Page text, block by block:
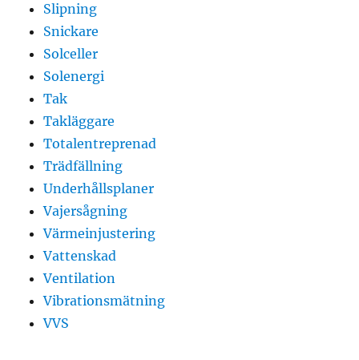
Slipning
Snickare
Solceller
Solenergi
Tak
Takläggare
Totalentreprenad
Trädfällning
Underhållsplaner
Vajersågning
Värmeinjustering
Vattenskad
Ventilation
Vibrationsmätning
VVS